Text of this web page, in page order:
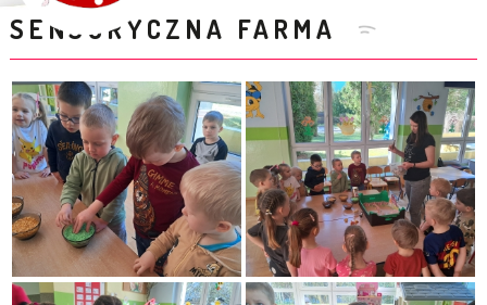
SENSORYCZNA FARMA